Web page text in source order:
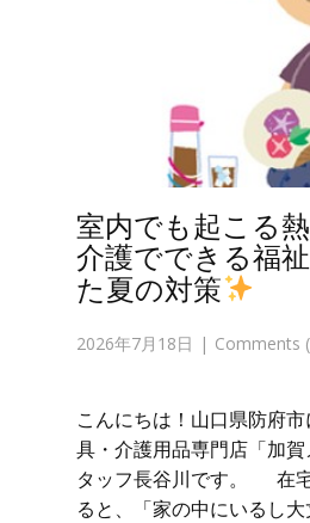
室内でも起こる
介護でできる福
た夏の対策
2026年7月18日 Comments
こんにちは！山口県防府
具・介護用品専門店「加
タッフ長谷川です。 在
ると、「家の中にいるし